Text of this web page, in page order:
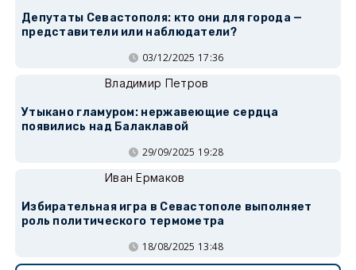
Депутаты Севастополя: кто они для города —
представители или наблюдатели?
03/12/2025 17:36
Владимир Петров
Утыкано гламуром: нержавеющие сердца
появились над Балаклавой
29/09/2025 19:28
Иван Ермаков
Избирательная игра в Севастополе выполняет
роль политического термометра
18/08/2025 13:48